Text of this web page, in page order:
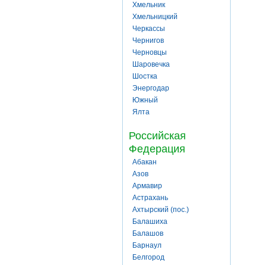
Хмельник
Хмельницкий
Черкассы
Чернигов
Черновцы
Шаровечка
Шостка
Энергодар
Южный
Ялта
Российская
Федерация
Абакан
Азов
Армавир
Астрахань
Ахтырский (пос.)
Балашиха
Балашов
Барнаул
Белгород